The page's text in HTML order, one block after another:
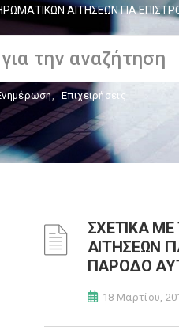
ΑΙΤΗΣΕΩΝ ΓΙΑ
, Επιχειρήσεις
ΣΧΕΤΙΚΑ
ΑΙΤΗΣΕΩΝ
ΠΑΡΟΔΟ
18 Μαρτίου,